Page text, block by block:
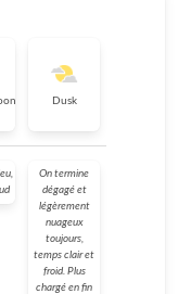
Dusk
On termine
dégagé et
légèrement
nuageux
toujours,
temps clair et
froid. Plus
chargé en fin